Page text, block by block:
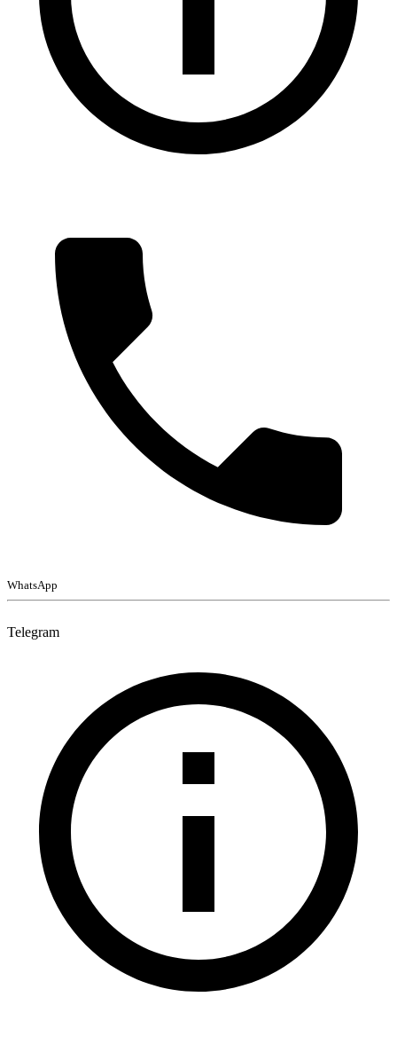
WhatsApp
Telegram